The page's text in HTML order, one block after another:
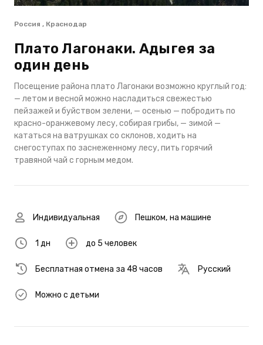
Россия , Краснодар
Плато Лагонаки. Адыгея за
один день
Посещение района плато Лагонаки возможно круглый год:
— летом и весной можно насладиться свежестью
пейзажей и буйством зелени, — осенью — побродить по
красно-оранжевому лесу, собирая грибы, — зимой —
кататься на ватрушках со склонов, ходить на
снегоступах по заснеженному лесу, пить горячий
травяной чай с горным медом.
Индивидуальная Пешком, на машине
1 дн до 5 человек
Бесплатная отмена за 48 часов Русский
Можно с детьми